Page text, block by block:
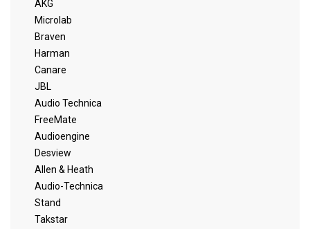
AKG
Microlab
Braven
Harman
Canare
JBL
Audio Technica
FreeMate
Audioengine
Desview
Allen & Heath
Audio-Technica
Stand
Takstar